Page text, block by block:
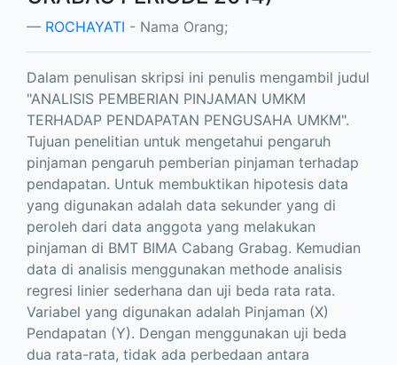
ROCHAYATI - Nama Orang;
Dalam penulisan skripsi ini penulis mengambil judul
"ANALISIS PEMBERIAN PINJAMAN UMKM
TERHADAP PENDAPATAN PENGUSAHA UMКМ".
Tujuan penelitian untuk mengetahui pengaruh
pinjaman pengaruh pemberian pinjaman terhadap
pendapatan. Untuk membuktikan hipotesis data
yang digunakan adalah data sekunder yang di
peroleh dari data anggota yang melakukan
pinjaman di BMT BIMA Cabang Grabag. Kemudian
data di analisis menggunakan methode analisis
regresi linier sederhana dan uji beda rata rata.
Variabel yang digunakan adalah Pinjaman (X)
Pendapatan (Y). Dengan menggunakan uji beda
dua rata-rata, tidak ada perbedaan antara